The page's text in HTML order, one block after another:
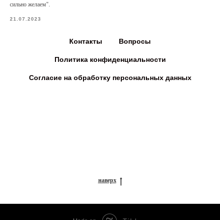
сильно желаем".
21.07.2023
Контакты Вопросы
Политика конфиденциальности
Согласие на обработку персональных данных
наверх